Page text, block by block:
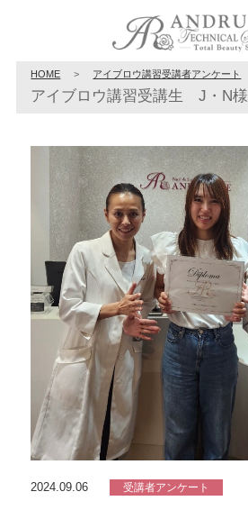
HOME > アイブロウ講習受講者アンケート
アイブロウ講習受講生 J・N様
2024.09.06 受講者アンケート